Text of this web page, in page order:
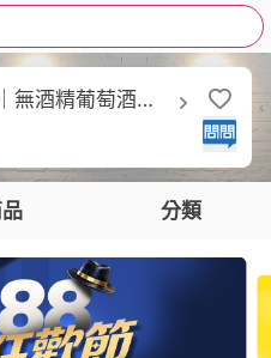
無酒精葡萄酒｜
分類